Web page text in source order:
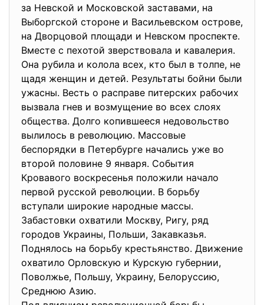
за Невской и Московской заставами, на
Выборгской стороне и Васильевском острове,
на Дворцовой площади и Невском проспекте.
Вместе с пехотой зверствовала и кавалерия.
Она рубила и колола всех, кто был в толпе, не
щадя женщин и детей. Результаты бойни были
ужасны. Весть о расправе питерских рабочих
вызвала гнев и возмущение во всех слоях
общества. Долго копившееся недовольство
вылилось в революцию. Массовые
беспорядки в Петербурге начались уже во
второй половине 9 января. События
Кровавого воскресенья положили начало
первой русской революции. В борьбу
вступали широкие народные массы.
Забастовки охватили Москву, Ригу, ряд
городов Украины, Польши, Закавказья.
Поднялось на борьбу крестьянство. Движение
охватило Орловскую и Курскую губернии,
Поволжье, Польшу, Украину, Белоруссию,
Среднюю Азию.